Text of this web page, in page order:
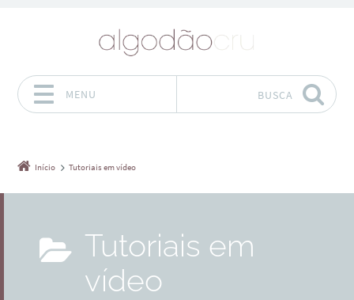
MENU BUSCA
Início Tutoriais em vídeo
Tutoriais em
vídeo